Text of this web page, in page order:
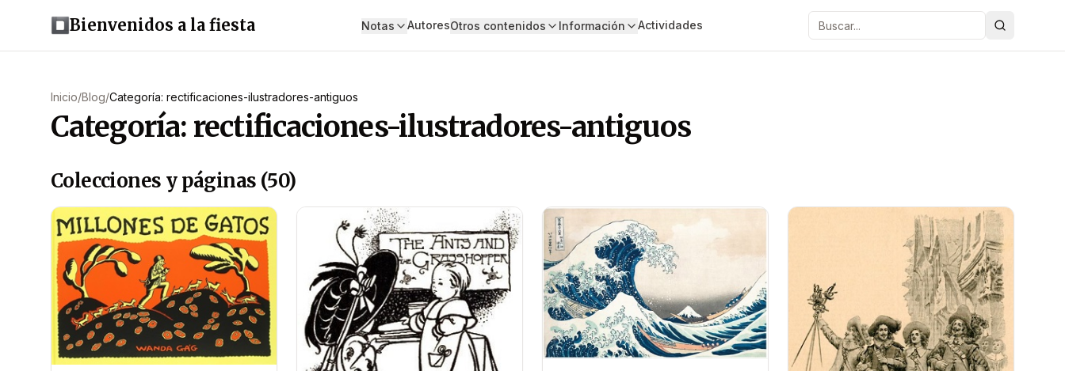
Bienvenidos a la fiesta Notas AutoresOtros contenidos Información Actividades Buscar
Inicio/Blog/Categoría: rectificaciones-ilustradores-antiguos
Categoría: rectificaciones-ilustradores-antiguos
Colecciones y páginas (50)